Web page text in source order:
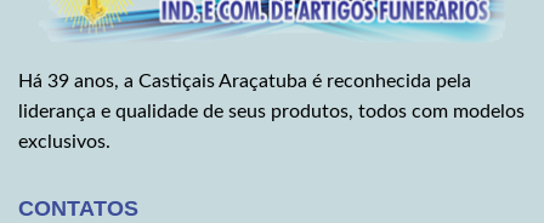
Há 39 anos, a Castiçais Araçatuba é reconhecida pela
liderança e qualidade de seus produtos, todos com modelos
exclusivos.
CONTATOS